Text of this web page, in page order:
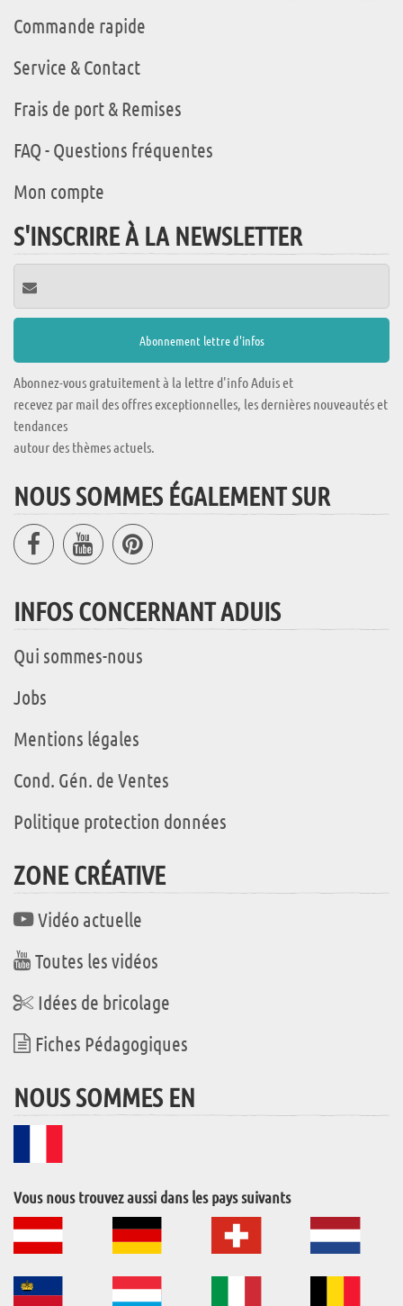
Commande rapide
Service & Contact
Frais de port & Remises
FAQ - Questions fréquentes
Mon compte
S'INSCRIRE À LA NEWSLETTER
Abonnez-vous gratuitement à la lettre d'info Aduis et
recevez par mail des offres exceptionnelles, les dernières nouveautés et
tendances
autour des thèmes actuels.
NOUS SOMMES ÉGALEMENT SUR
INFOS CONCERNANT ADUIS
Qui sommes-nous
Jobs
Mentions légales
Cond. Gén. de Ventes
Politique protection données
ZONE CRÉATIVE
Vidéo actuelle
Toutes les vidéos
Idées de bricolage
Fiches Pédagogiques
NOUS SOMMES EN
Vous nous trouvez aussi dans les pays suivants